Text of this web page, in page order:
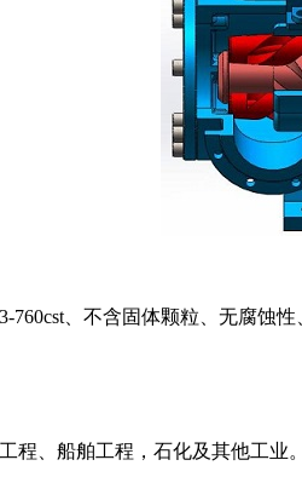
、不含固体颗粒、无腐蚀性
程、船舶工程，石化及其他工业。